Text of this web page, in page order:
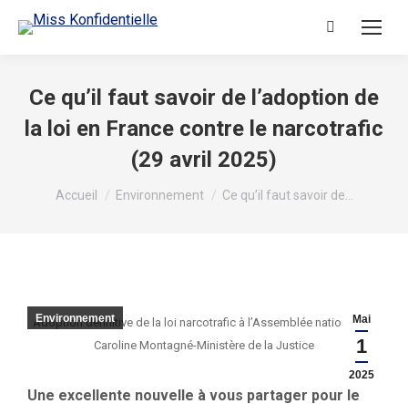
Ce qu’il faut savoir de l’adoption de
la loi en France contre le narcotrafic
(29 avril 2025)
Vous êtes ici :
Accueil Environnement Ce qu’il faut savoir de…
Mai
1
2025
Environnement
Adoption définitive de la loi narcotrafic à l’Assemblée nationale ©
Caroline Montagné-Ministère de la Justice
Une excellente nouvelle à vous partager pour le